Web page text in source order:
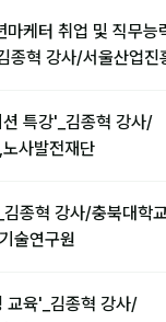
마케터 취업 및 직무능
종혁 강사/서울산업진
특강'_김종혁 강사/
사발전재단
종혁 강사/충북대학
술연구원
교육'_김종혁 강사/